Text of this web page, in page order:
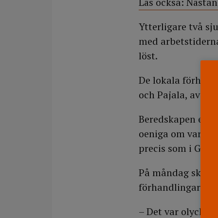
Ytterligare två
med
löst.
De lokala
och Pajala,
Beredskapen
oeniga om var
precis som i
På måndag ska
förhandlingar om
– Det var